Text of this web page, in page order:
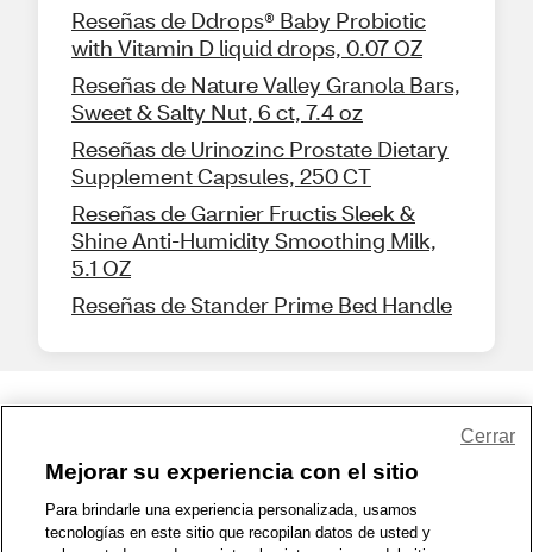
Reseñas de Ddrops® Baby Probiotic
with Vitamin D liquid drops, 0.07 OZ
Reseñas de Nature Valley Granola Bars,
Sweet & Salty Nut, 6 ct, 7.4 oz
Reseñas de Urinozinc Prostate Dietary
Supplement Capsules, 250 CT
Reseñas de Garnier Fructis Sleek &
Shine Anti-Humidity Smoothing Milk,
5.1 OZ
Reseñas de Stander Prime Bed Handle
1-800-679-9691 | Contáctenos | Términos de Uso | Accesibilidad
Política de Privacidad | WA Privacy Policy | Mapa del sitio
Mejorar su experiencia con el sitio
Para brindarle una experiencia personalizada, usamos
tecnologías en este sitio que recopilan datos de usted y
Cerrar